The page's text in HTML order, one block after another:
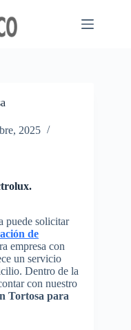
2025
puede solicitar
de
empresa con
un servicio
Dentro de la
con nuestro
Tortosa para